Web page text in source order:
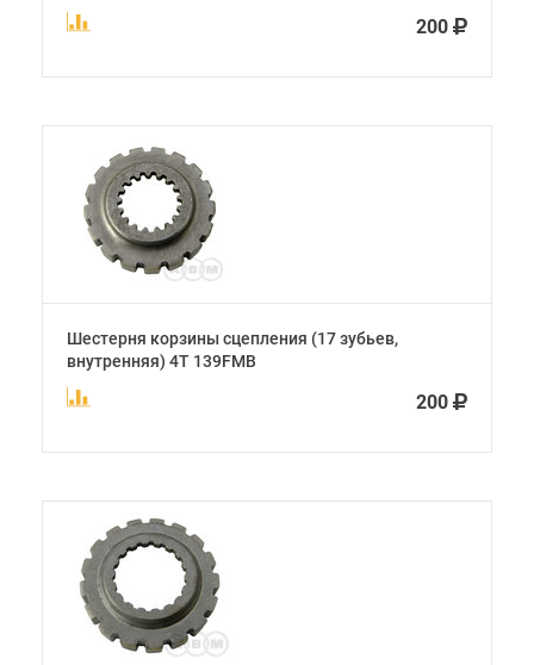
200
Шестерня корзины сцепления (17 зубьев,
внутренняя) 4Т 139FMB
200